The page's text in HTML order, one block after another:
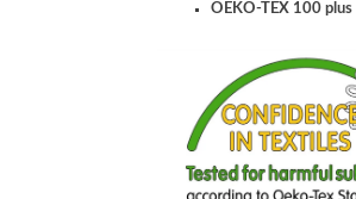
OEKO-TEX 100 plus